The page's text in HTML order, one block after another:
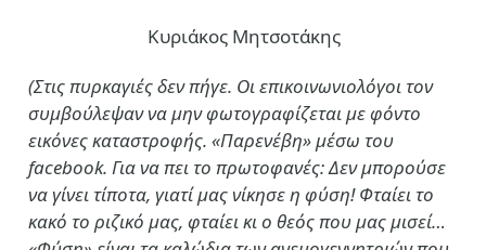
Κυριάκος Μητσοτάκης
(Στις πυρκαγιές δεν πήγε. Οι επικοινωνιολόγοι τον
συμβούλεψαν να μην φωτογραφίζεται με φόντο
εικόνες καταστροφής. «Παρενέβη» μέσω του
facebook. Για να πει το πρωτοφανές: Δεν μπορούσε
να γίνει τίποτα, γιατί μας νίκησε η φύση! Φταίει το
κακό το ριζικό μας, φταίει κι ο θεός που μας μισεί…